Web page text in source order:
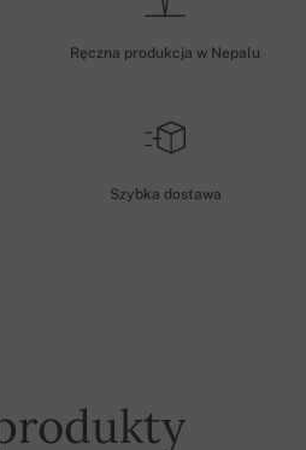
Ręczna produkcja w Nepalu
Szybka dostawa